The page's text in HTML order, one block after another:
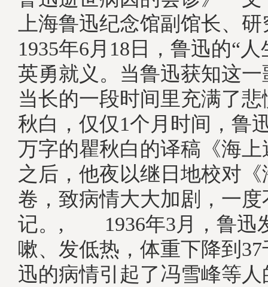
上海鲁迅纪念馆副馆长
1935年6月18日，鲁迅的“
英勇就义。当鲁迅获知这
当长的一段时间里充满了
秋白，仅仅1个月时间，鲁
万字的瞿秋白的译稿《海
之后，他夜以继日地校对
卷，致病情大大加剧，一
记。, 1936年3月，鲁迅
嗽、发低热，体重下降
迅的病情引起了冯雪峰等